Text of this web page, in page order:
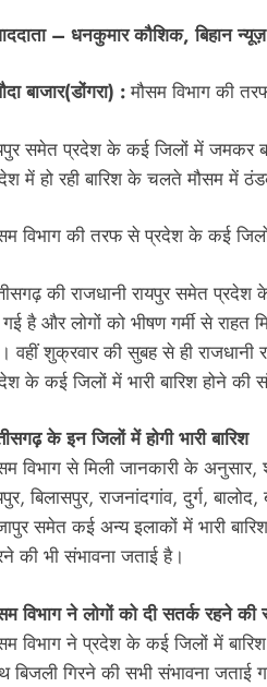
– धनकुमार कौशिक, बिहान
बाजार(डोंगरा) :मौसम विभाग की
समेत प्रदेश के कई जिलों में जमकर
में हो रही बारिश के चलते मौसम में
विभाग की तरफ से प्रदेश के कई जिलों
की राजधानी रायपुर समेत
है और लोगों को भीषण गर्मी से राहत
वहीं शुक्रवार की सुबह से ही राजधानी
के कई जिलों में भारी बारिश होने की
के इन जिलों में होगी भारी बारिश
विभाग से मिली जानकारी के
बिलासपुर, राजनांदगांव, दुर्ग,
समेत कई अन्य इलाकों में भारी
की भी संभावना जताई है।
विभाग ने लोगों को दी सतर्क रहने की
विभाग ने प्रदेश के कई जिलों में
बिजली गिरने की सभी संभावना